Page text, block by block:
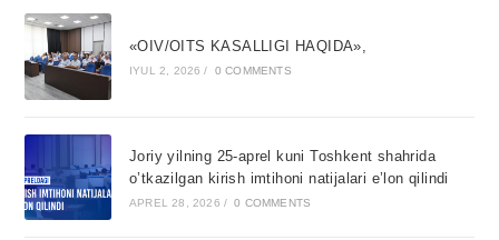
«OIV/OITS KASALLIGI HAQIDA»,
IYUL 2, 2026 / 0 COMMENTS
Joriy yilning 25-aprel kuni Toshkent shahrida
o’tkazilgan kirish imtihoni natijalari e’lon qilindi
APREL 28, 2026 / 0 COMMENTS